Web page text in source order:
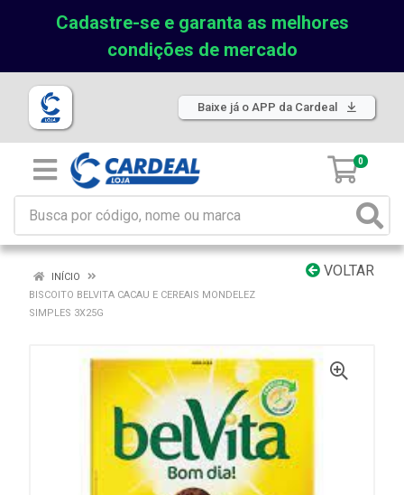
Cadastre-se e garanta as melhores
condições de mercado
Baixe já o APP da Cardeal
0
VOLTAR
INÍCIO
BISCOITO BELVITA CACAU E CEREAIS MONDELEZ
SIMPLES 3X25G